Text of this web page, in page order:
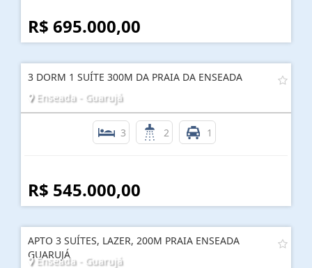
R$ 695.000,00
3 DORM 1 SUÍTE 300M DA PRAIA DA ENSEADA
Enseada - Guarujá
3 2 1
R$ 545.000,00
APTO 3 SUÍTES, LAZER, 200M PRAIA ENSEADA
GUARUJÁ
Enseada - Guarujá